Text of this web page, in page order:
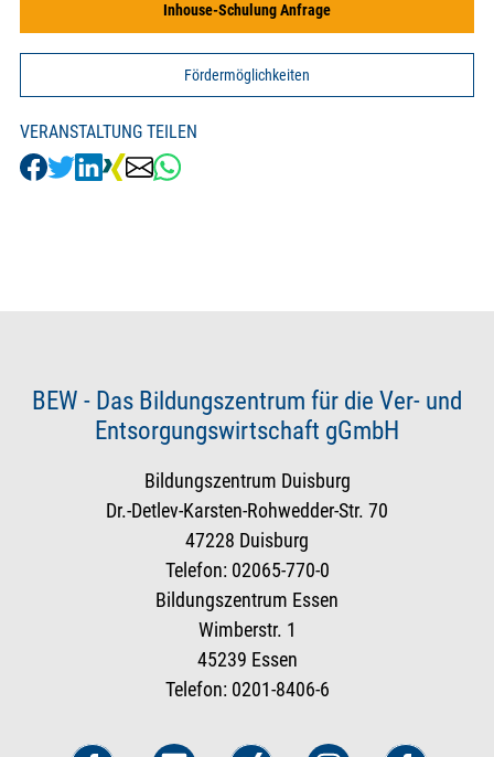
Inhouse-Schulung Anfrage
Fördermöglichkeiten
VERANSTALTUNG TEILEN
BEW - Das Bildungszentrum für die Ver- und
Entsorgungswirtschaft gGmbH
Bildungszentrum Duisburg
Dr.-Detlev-Karsten-Rohwedder-Str. 70
47228 Duisburg
Telefon: 02065-770-0
Bildungszentrum Essen
Wimberstr. 1
45239 Essen
Telefon: 0201-8406-6